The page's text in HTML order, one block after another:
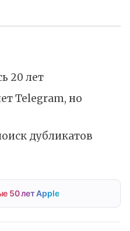
20 лет
Telegram, но
дубликатов
50 лет Apple